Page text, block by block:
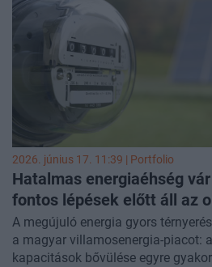
2026. június 17. 11:39 | Portfolio
Hatalmas energiaéhség
fontos lépések előtt áll az
A megújuló energia gyors
a magyar villamosenergia-piacot:
kapacitások bővülése egyre